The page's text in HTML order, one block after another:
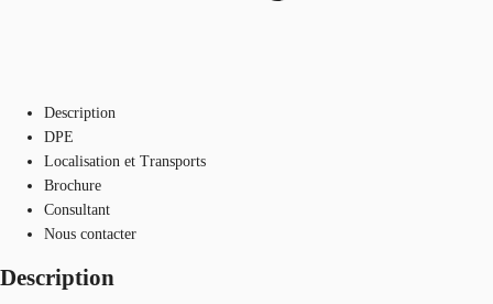
Description
DPE
Localisation et Transports
Brochure
Consultant
Nous contacter
Description